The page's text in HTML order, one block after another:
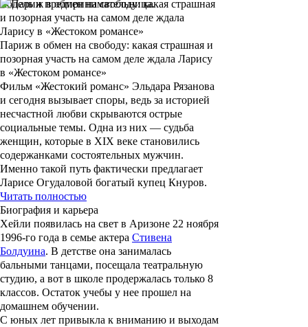
модель и предпринимательница.
Париж в обмен на свободу: какая страшная и
позорная участь на самом деле ждала Ларису
в «Жестоком романсе»
Фильм «Жестокий романс» Эльдара Рязанова
и сегодня вызывает споры, ведь за историей
несчастной любви скрываются острые
социальные темы. Одна из них — судьба
женщин, которые в XIX веке становились
содержанками состоятельных мужчин.
Именно такой путь фактически предлагает
Ларисе Огудаловой богатый купец Кнуров.
Читать полностью
Биография и карьера
Хейли появилась на свет в Аризоне 22 ноября
1996-го года в семье актера Стивена
Болдуина. В детстве она занималась
бальными танцами, посещала театральную
студию, а вот в школе продержалась только 8
классов. Остаток учебы у нее прошел на
домашнем обучении.
С юных лет привыкла к вниманию и выходам